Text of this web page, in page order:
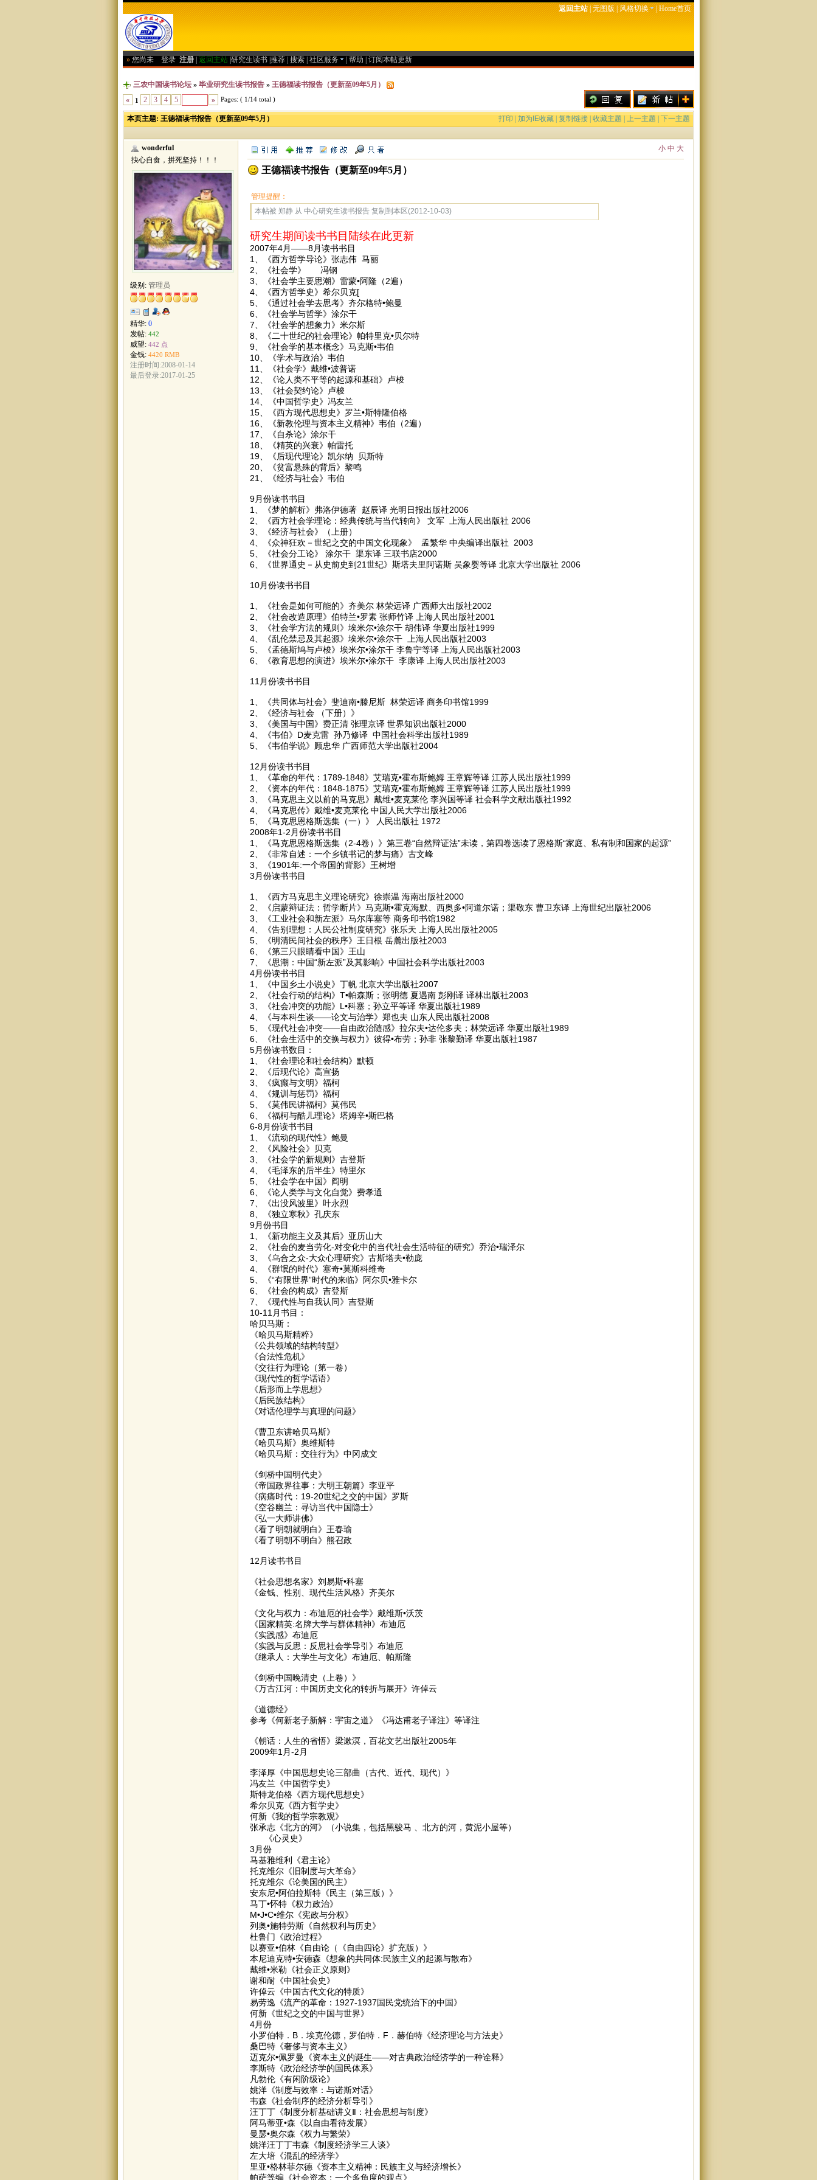
返回主站|无图版|风格切换 |Home首页
» 您尚未 登录 注册 返回主站 研究生读书 推荐 搜索 社区服务 帮助 订阅本帖更新
三农中国读书论坛 » 毕业研究生读书报告 » 王德福读书报告（更新至09年5月）
«
1 2 3 4 5 » Pages: ( 1/14 total )
本页主题: 王德福读书报告（更新至09年5月） 打印 | 加为IE收藏 |复制链接 |收藏主题 | 上一主题 |下一主题
wonderful
抉心自食，拼死坚持！！！
级别: 管理员
精华: 0
发帖: 442
威望: 442 点
金钱: 4420 RMB
注册时间:2008-01-14
最后登录:2017-01-25
小 中 大
王德福读书报告（更新至09年5月）
管理提醒：
本帖被 郑静 从 中心研究生读书报告 复制到本区(2012-10-03)
研究生期间读书书目陆续在此更新
2007年4月——8月读书书目
1、《西方哲学导论》张志伟 马丽
2、《社会学》 冯钢
3、《社会学主要思潮》雷蒙•阿隆（2遍）
4、《西方哲学史》希尔贝克[
5、《通过社会学去思考》齐尔格特•鲍曼
6、《社会学与哲学》涂尔干
7、《社会学的想象力》米尔斯
8、《二十世纪的社会理论》帕特里克•贝尔特
9、《社会学的基本概念》马克斯•韦伯
10、《学术与政治》韦伯
11、《社会学》戴维•波普诺
12、《论人类不平等的起源和基础》卢梭
13、《社会契约论》卢梭
14、《中国哲学史》冯友兰
15、《西方现代思想史》罗兰•斯特隆伯格
16、《新教伦理与资本主义精神》韦伯（2遍）
17、《自杀论》涂尔干
18、《精英的兴衰》帕雷托
19、《后现代理论》凯尔纳 贝斯特
20、《贫富悬殊的背后》黎鸣
21、《经济与社会》韦伯
9月份读书书目
1、《梦的解析》弗洛伊德著 赵辰译 光明日报出版社2006
2、《西方社会学理论：经典传统与当代转向》 文军 上海人民出版社 2006
3、《经济与社会》（上册）
4、《众神狂欢－世纪之交的中国文化现象》 孟繁华 中央编译出版社 2003
5、《社会分工论》 涂尔干 渠东译 三联书店2000
6、《世界通史－从史前史到21世纪》斯塔夫里阿诺斯 吴象婴等译 北京大学出版社 2006
10月份读书书目
1、《社会是如何可能的》齐美尔 林荣远译 广西师大出版社2002
2、《社会改造原理》伯特兰•罗素 张师竹译 上海人民出版社2001
3、《社会学方法的规则》埃米尔•涂尔干 胡伟译 华夏出版社1999
4、《乱伦禁忌及其起源》埃米尔•涂尔干 上海人民出版社2003
5、《孟德斯鸠与卢梭》埃米尔•涂尔干 李鲁宁等译 上海人民出版社2003
6、《教育思想的演进》埃米尔•涂尔干 李康译 上海人民出版社2003
11月份读书书目
1、《共同体与社会》斐迪南•滕尼斯 林荣远译 商务印书馆1999
2、《经济与社会 （下册）》
3、《美国与中国》费正清 张理京译 世界知识出版社2000
4、《韦伯》D麦克雷 孙乃修译 中国社会科学出版社1989
5、《韦伯学说》顾忠华 广西师范大学出版社2004
12月份读书书目
1、《革命的年代：1789-1848》艾瑞克•霍布斯鲍姆 王章辉等译 江苏人民出版社1999
2、《资本的年代：1848-1875》艾瑞克•霍布斯鲍姆 王章辉等译 江苏人民出版社1999
3、《马克思主义以前的马克思》戴维•麦克莱伦 李兴国等译 社会科学文献出版社1992
4、《马克思传》戴维•麦克莱伦 中国人民大学出版社2006
5、《马克思恩格斯选集（一）》 人民出版社 1972
2008年1-2月份读书书目
1、《马克思恩格斯选集（2-4卷）》第三卷“自然辩证法”未读，第四卷选读了恩格斯“家庭、私有制和国家的起源”
2、《非常自述：一个乡镇书记的梦与痛》古文峰
3、《1901年:一个帝国的背影》王树增
3月份读书书目
1、《西方马克思主义理论研究》徐崇温 海南出版社2000
2、《启蒙辩证法：哲学断片》马克斯•霍克海默、西奥多•阿道尔诺；渠敬东 曹卫东译 上海世纪出版社2006
3、《工业社会和新左派》马尔库塞等 商务印书馆1982
4、《告别理想：人民公社制度研究》张乐天 上海人民出版社2005
5、《明清民间社会的秩序》王日根 岳麓出版社2003
6、《第三只眼睛看中国》王山
7、《思潮：中国“新左派”及其影响》中国社会科学出版社2003
4月份读书书目
1、《中国乡土小说史》丁帆 北京大学出版社2007
2、《社会行动的结构》T•帕森斯；张明德 夏遇南 彭刚译 译林出版社2003
3、《社会冲突的功能》L•科塞；孙立平等译 华夏出版社1989
4、《与本科生谈——论文与治学》郑也夫 山东人民出版社2008
5、《现代社会冲突——自由政治随感》拉尔夫•达伦多夫；林荣远译 华夏出版社1989
6、《社会生活中的交换与权力》彼得•布劳；孙非 张黎勤译 华夏出版社1987
5月份读书数目：
1、《社会理论和社会结构》默顿
2、《后现代论》高宣扬
3、《疯癫与文明》福柯
4、《规训与惩罚》福柯
5、《莫伟民讲福柯》莫伟民
6、《福柯与酷儿理论》塔姆辛•斯巴格
6-8月份读书书目
1、《流动的现代性》鲍曼
2、《风险社会》贝克
3、《社会学的新规则》吉登斯
4、《毛泽东的后半生》特里尔
5、《社会学在中国》阎明
6、《论人类学与文化自觉》费孝通
7、《出没风波里》叶永烈
8、《独立寒秋》孔庆东
9月份书目
1、《新功能主义及其后》亚历山大
2、《社会的麦当劳化-对变化中的当代社会生活特征的研究》乔治•瑞泽尔
3、《乌合之众-大众心理研究》古斯塔夫•勒庞
4、《群氓的时代》塞奇•莫斯科维奇
5、《“有限世界”时代的来临》阿尔贝•雅卡尔
6、《社会的构成》吉登斯
7、《现代性与自我认同》吉登斯
10-11月书目：
哈贝马斯：
《哈贝马斯精粹》
《公共领域的结构转型》
《合法性危机》
《交往行为理论（第一卷）
《现代性的哲学话语》
《后形而上学思想》
《后民族结构》
《对话伦理学与真理的问题》
《曹卫东讲哈贝马斯》
《哈贝马斯》奥维斯特
《哈贝马斯：交往行为》中冈成文
《剑桥中国明代史》
《帝国政界往事：大明王朝篇》李亚平
《病痛时代：19-20世纪之交的中国》罗斯
《空谷幽兰：寻访当代中国隐士》
《弘一大师讲佛》
《看了明朝就明白》王春瑜
《看了明朝不明白》熊召政
12月读书书目
《社会思想名家》刘易斯•科塞
《金钱、性别、现代生活风格》齐美尔
《文化与权力：布迪厄的社会学》戴维斯•沃茨
《国家精英:名牌大学与群体精神》布迪厄
《实践感》布迪厄
《实践与反思：反思社会学导引》布迪厄
《继承人：大学生与文化》布迪厄、帕斯隆
《剑桥中国晚清史（上卷）》
《万古江河：中国历史文化的转折与展开》许倬云
《道德经》
参考《何新老子新解：宇宙之道》《冯达甫老子译注》等译注
《朝话：人生的省悟》梁漱溟，百花文艺出版社2005年
2009年1月-2月
李泽厚《中国思想史论三部曲（古代、近代、现代）》
冯友兰《中国哲学史》
斯特龙伯格《西方现代思想史》
希尔贝克《西方哲学史》
何新《我的哲学宗教观》
张承志《北方的河》（小说集，包括黑骏马 、北方的河，黄泥小屋等）
《心灵史》
3月份
马基雅维利《君主论》
托克维尔《旧制度与大革命》
托克维尔《论美国的民主》
安东尼•阿伯拉斯特《民主（第三版）》
马丁•怀特《权力政治》
M•J•C•维尔《宪政与分权》
列奥•施特劳斯《自然权利与历史》
杜鲁门《政治过程》
以赛亚•伯林《自由论（《自由四论》扩充版）》
本尼迪克特•安德森《想象的共同体:民族主义的起源与散布》
戴维•米勒《社会正义原则》
谢和耐《中国社会史》
许倬云《中国古代文化的特质》
易劳逸《流产的革命：1927-1937国民党统治下的中国》
何新《世纪之交的中国与世界》
4月份
小罗伯特．B．埃克伦德，罗伯特．F．赫伯特《经济理论与方法史》
桑巴特《奢侈与资本主义》
迈克尔•佩罗曼《资本主义的诞生——对古典政治经济学的一种诠释》
李斯特《政治经济学的国民体系》
凡勃伦《有闲阶级论》
姚洋《制度与效率：与诺斯对话》
韦森《社会制序的经济分析导引》
汪丁丁《制度分析基础讲义Ⅱ：社会思想与制度》
阿马蒂亚•森《以自由看待发展》
曼瑟•奥尔森《权力与繁荣》
姚洋汪丁丁韦森《制度经济学三人谈》
左大培《混乱的经济学》
里亚•格林菲尔德《资本主义精神：民族主义与经济增长》
帕萨等编《社会资本：一个多角度的观点》